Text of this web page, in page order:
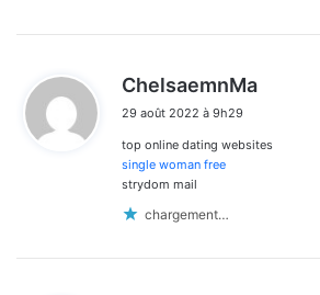
ChelsaemnMa
29 août 2022 à 9h29
top online dating websites
single woman free
strydom mail
chargement…